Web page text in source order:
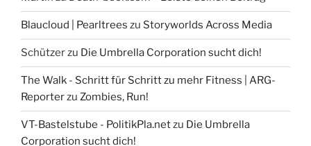
Blaucloud | Pearltrees zu Storyworlds Across Media
Schützerzu Die Umbrella Corporation sucht dich!
The Walk - Schritt für Schritt zu mehr Fitness | ARG-
Reporterzu Zombies, Run!
VT-Bastelstube - PolitikPla.netzu Die Umbrella
Corporation sucht dich!